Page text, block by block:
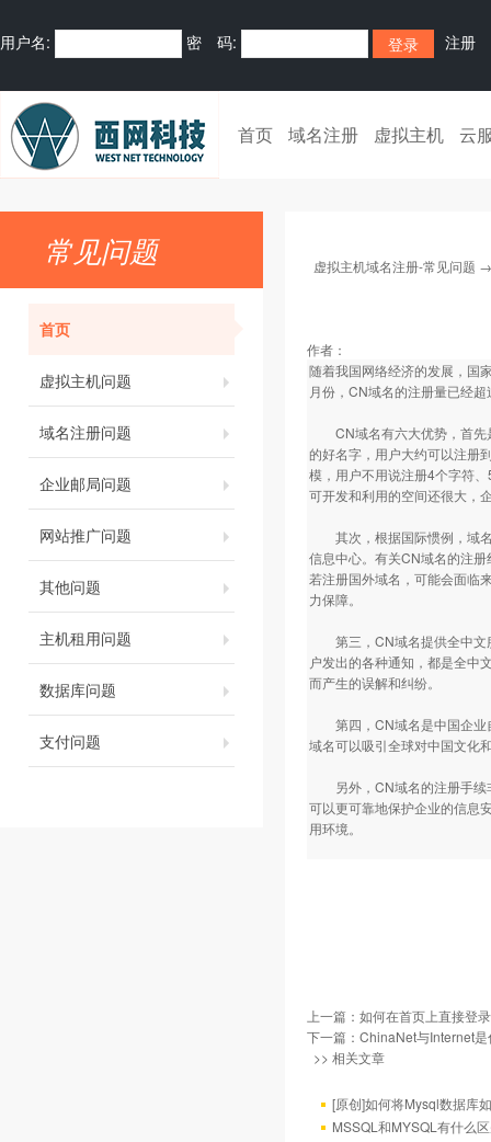
用户名: 密 码: 注册
首页 域名注册 虚拟主机 云
常见问题
首页
虚拟主机问题
域名注册问题
企业邮局问题
网站推广问题
其他问题
主机租用问题
数据库问题
支付问题
虚拟主机域名注册-常见问题
作者：
随着我国网络经济的发展，国
月份，CN域名的注册量已经
CN域名有六大优势，首先
的好名字，用户大约可以注册
模，用户不用说注册4个字符
可开发和利用的空间还很大，
其次，根据国际惯例，域名
信息中心。有关CN域名的注
若注册国外域名，可能会面临
力保障。
第三，CN域名提供全中文
户发出的各种通知，都是全中
而产生的误解和纠纷。
第四，CN域名是中国企业
域名可以吸引全球对中国文化
另外，CN域名的注册手续
可以更可靠地保护企业的信息
用环境。
上一篇： 如何在首页上直接登
下一篇： ChinaNet与Internet
>> 相关文章
[原创]如何将Mysql数据库
MSSQL和MYSQL有什么